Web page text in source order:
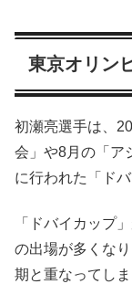
東京オリン
初瀬亮選手は、
会」や8月の「ア
に行われた「ド
「ドバイカップ
の出場が多くな
期と重なってし